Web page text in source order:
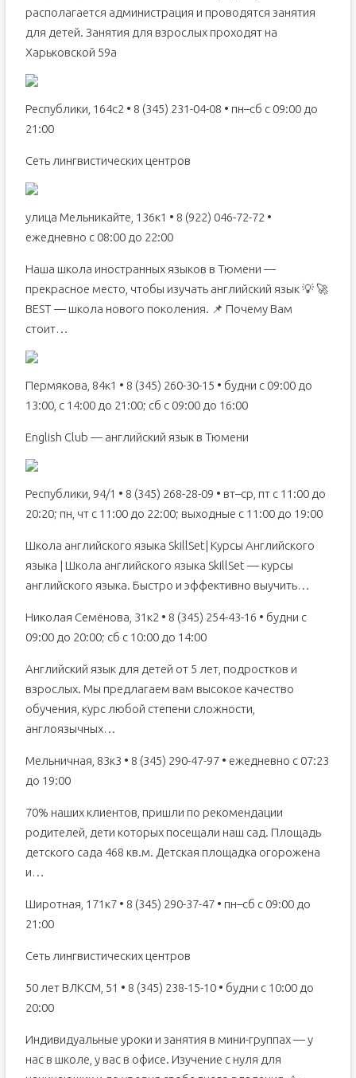
располагается администрация и проводятся занятия
для детей. Занятия для взрослых проходят на
Харьковской 59а
Республики, 164с2 • 8 (345) 231-04-08 • пн–сб с 09:00 до
21:00
Сеть лингвистических центров
улица Мельникайте, 136к1 • 8 (922) 046-72-72 •
ежедневно с 08:00 до 22:00
Наша школа иностранных языков в Тюмени —
прекрасное место, чтобы изучать английский язык 💡 🚀
BEST — школа нового поколения. 📌 Почему Вам
стоит…
Пермякова, 84к1 • 8 (345) 260-30-15 • будни с 09:00 до
13:00, с 14:00 до 21:00; сб с 09:00 до 16:00
English Club — английский язык в Тюмени
Республики, 94/1 • 8 (345) 268-28-09 • вт–ср, пт с 11:00 до
20:20; пн, чт с 11:00 до 22:00; выходные с 11:00 до 19:00
Школа английского языка SkillSet| Курсы Английского
языка | Школа английского языка SkillSet — курсы
английского языка. Быстро и эффективно выучить…
Николая Семёнова, 31к2 • 8 (345) 254-43-16 • будни с
09:00 до 20:00; сб с 10:00 до 14:00
Английский язык для детей от 5 лет, подростков и
взрослых. Мы предлагаем вам высокое качество
обучения, курс любой степени сложности,
англоязычных…
Мельничная, 83к3 • 8 (345) 290-47-97 • ежедневно с 07:23
до 19:00
70% наших клиентов, пришли по рекомендации
родителей, дети которых посещали наш сад. Площадь
детского сада 468 кв.м. Детская площадка огорожена
и…
Широтная, 171к7 • 8 (345) 290-37-47 • пн–сб с 09:00 до
21:00
Сеть лингвистических центров
50 лет ВЛКСМ, 51 • 8 (345) 238-15-10 • будни с 10:00 до
20:00
Индивидуальные уроки и занятия в мини-группах — у
нас в школе, у вас в офисе. Изучение с нуля для